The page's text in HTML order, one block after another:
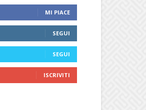
MI PIACE
SEGUI
SEGUI
ISCRIVITI